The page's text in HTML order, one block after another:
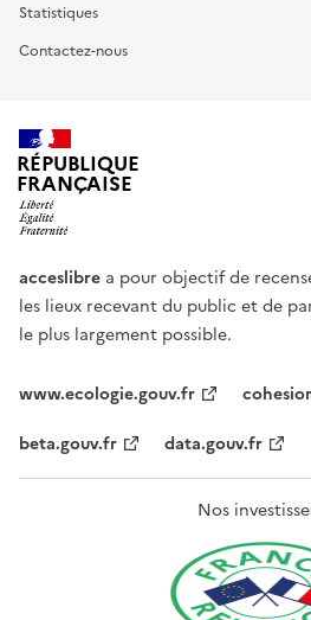
Statistiques
Contactez-nous
RÉPUBLIQUE
FRANÇAISE
acceslibre a pour objectif de
les lieux recevant du public et de
le plus largement possible.
www.ecologie.gouv.fr
beta.gouv.fr
data.gouv.fr
Nos